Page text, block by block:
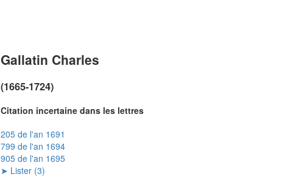
Gallatin Charles
(1665-1724)
Citation incertaine dans les lettres
205 de l'an 1691
799 de l'an 1694
905 de l'an 1695
➤ Lister (3)